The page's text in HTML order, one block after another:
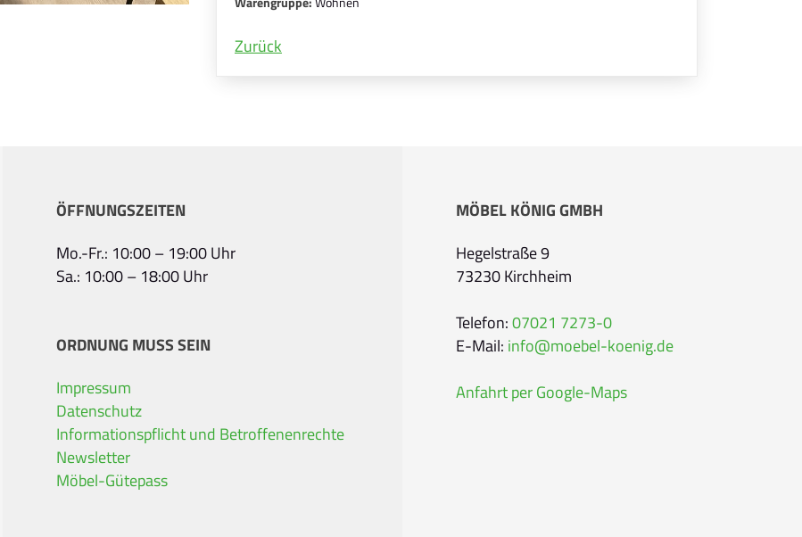
Zurück
ÖFFNUNGSZEITEN
Mo.-Fr.: 10:00 – 19:00 Uhr
Sa.: 10:00 – 18:00 Uhr
ORDNUNG MUSS SEIN
Impressum
Datenschutz
Informationspflicht und Betroffenenrechte
Newsletter
Möbel-Gütepass
MÖBEL KÖNIG GMBH
Hegelstraße 9
73230 Kirchheim
Telefon:07021 7273-0
E-Mail: info@moebel-koenig.de
Anfahrt per Google-Maps
E-Mail-Adresse*
Bitte geben Sie eine gültige E-Mail-Adresse
Ihr Wunschtermin /